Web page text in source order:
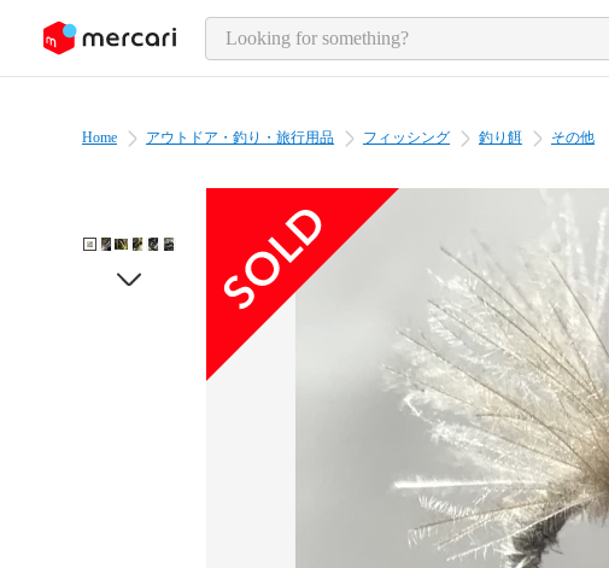
page content
Home アウトドア・釣り・旅行用品 フィッシング 釣り餌 その他